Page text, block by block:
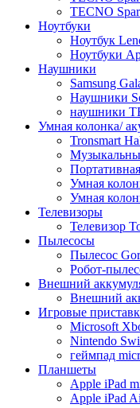
TECNO
Ноутбуки
Ноутбук
Ноутбуки
Наушники
Samsung
Наушники
наушники
Умная колонка/
Tronsmart
Умная
Умная
Телевизоры
Телевизор
Пылесосы
Пылесос
Робот-
Внешний
Внешний
Игровые
Microsoft
Nintendo
геймпад
Планшеты
Apple iPad
Apple iPad